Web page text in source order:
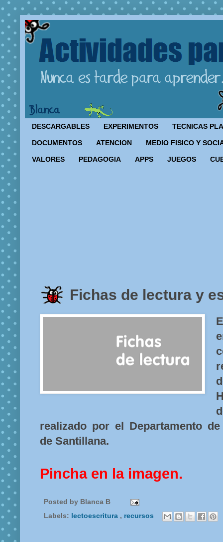
DESCARGABLES EXPERIMENTOS TECNICAS
DOCUMENTOS ATENCION MEDIO FISICO Y
VALORES PEDAGOGIA APPS JUEGOS
Fichas de lectura y
realizado por el Departamento
de Santillana.
Pincha en la imagen.
Posted by Blanca B
Labels: lectoescritura , recursos